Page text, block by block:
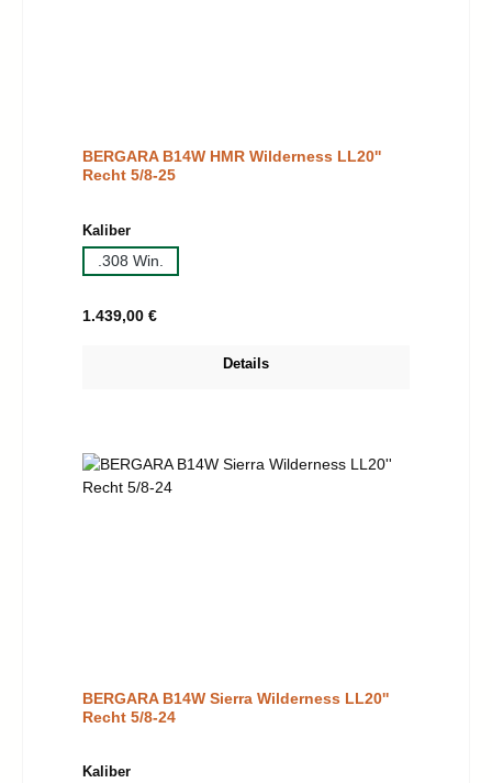
BERGARA B14W HMR Wilderness LL20''
Recht 5/8-25
Kaliberauswählen
.308 Win.
Regulärer Preis:
1.439,00 €
Details
BERGARA B14W Sierra Wilderness LL20''
Recht 5/8-24
Kaliberauswählen